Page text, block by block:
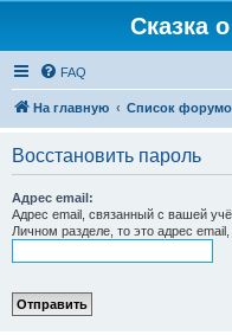
Сказка
FAQ
На главную Список
Восстановить пароль
Адрес email:
Адрес email, связанный с вашей
Личном разделе, то это адрес